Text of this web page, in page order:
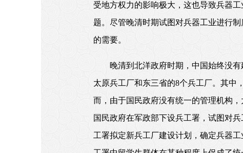
受地方权力的影响极大，这也导致兵器
题。尽管晚清时期试图对兵器工业进行
的需要。
晚清到北洋政府时期，中国始终没
太原兵工厂和东三省的8个兵工厂。其中
而，由于国民政府没有统一的管理机构
国民政府在军政部下设兵工署，试图对
工署拟定新兵工厂建设计划，确定兵器